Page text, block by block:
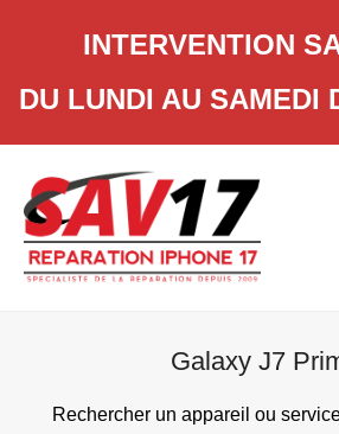
INTERVENTION
DU LUNDI AU SAMEDI
content
Galaxy J7
Rechercher un appareil ou